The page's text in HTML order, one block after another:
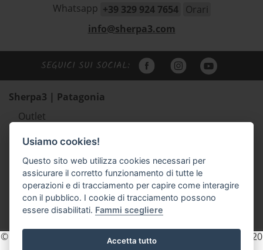
Whatsapp +39 329 924 7654
Orari
info@sherpa3.com
SEGUICI SUI SOCIAL:
Sherpa3 | Patagonia
Outlet
Abbigliamento donna Patagonia
Abbigliamento bambino Patagonia
Zaini e borse Patagonia
Scarpe outdoor Scarpa e Lizard
Accessori
© 2026 Sherpa3 - P.IVA e C.F. 02154740225 REA. TN - 203820
Usiamo cookies!
Questo sito web utilizza cookies necessari per
assicurare il corretto funzionamento di tutte le
operazioni e di tracciamento per capire come interagire
con il pubblico. I cookie di tracciamento possono
essere disabilitati. Fammi scegliere
Accetta tutto